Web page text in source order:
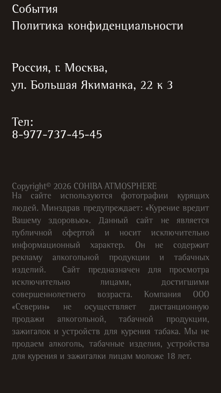
События
Политика конфиденциальности
Россия, г. Москва,
ул. Большая Якиманка, 22 к 3
Тел:
8-977-737-45-45
Copyright© 2026COHIBA ATMOSPHERE
На сайте используются фотографии курящих
людей. Минздрав предупреждает: «Курение вредит
Вашему здоровью». Данный сайт не является
публичной офертой и носит исключительно
информационный характер. Он не содержит
рекламу алкогольной продукции и табачных
изделий. Сайт предназначен для просмотра
исключительно лицами, достигшими
совершеннолетнего возраста. Компания ООО
«Северин» не осуществляет дистанционную
продажи алкогольной, табачной продукции,
зажигалок и устройств для курения табака. Мы не
продаем алкоголь, табачные изделия, устройства
для курения и зажигалки лицам моложе 18 лет.